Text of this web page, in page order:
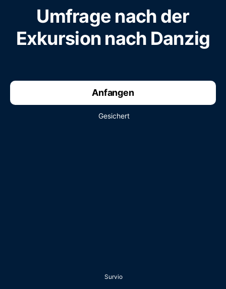
Umfrage nach der
Exkursion nach Danzig
Anfangen
Gesichert
Survio